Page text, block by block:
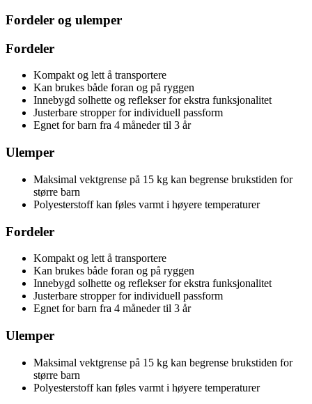
Fordeler og ulemper
Fordeler
Kompakt og lett å transportere
Kan brukes både foran og på ryggen
Innebygd solhette og reflekser for ekstra funksjonalitet
Justerbare stropper for individuell passform
Egnet for barn fra 4 måneder til 3 år
Ulemper
Maksimal vektgrense på 15 kg kan begrense brukstiden for
større barn
Polyesterstoff kan føles varmt i høyere temperaturer
Fordeler
Kompakt og lett å transportere
Kan brukes både foran og på ryggen
Innebygd solhette og reflekser for ekstra funksjonalitet
Justerbare stropper for individuell passform
Egnet for barn fra 4 måneder til 3 år
Ulemper
Maksimal vektgrense på 15 kg kan begrense brukstiden for
større barn
Polyesterstoff kan føles varmt i høyere temperaturer